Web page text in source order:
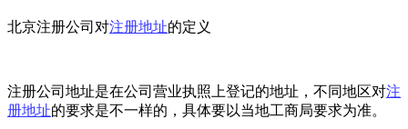
北京注册公司对注册地址的定义
注册公司地址是在公司营业执照上登记的地址，不同地区对注
册地址的要求是不一样的，具体要以当地工商局要求为准。